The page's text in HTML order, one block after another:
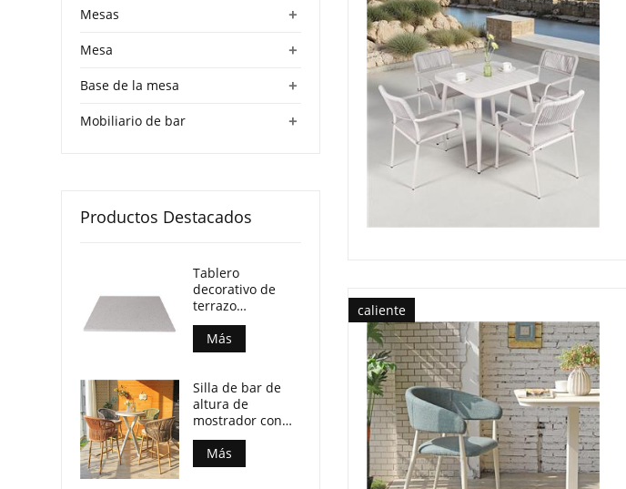
caliente
+
Mesas
+
Mesa
+
Base de la mesa
+
Mobiliario de bar
Productos Destacados
Tablero
decorativo de
terrazo
multimotas para
mesas de centro
de patio
Más
Silla de bar de
altura de
mostrador con
cuerda tejida
resistente a la
intemperie para
Más